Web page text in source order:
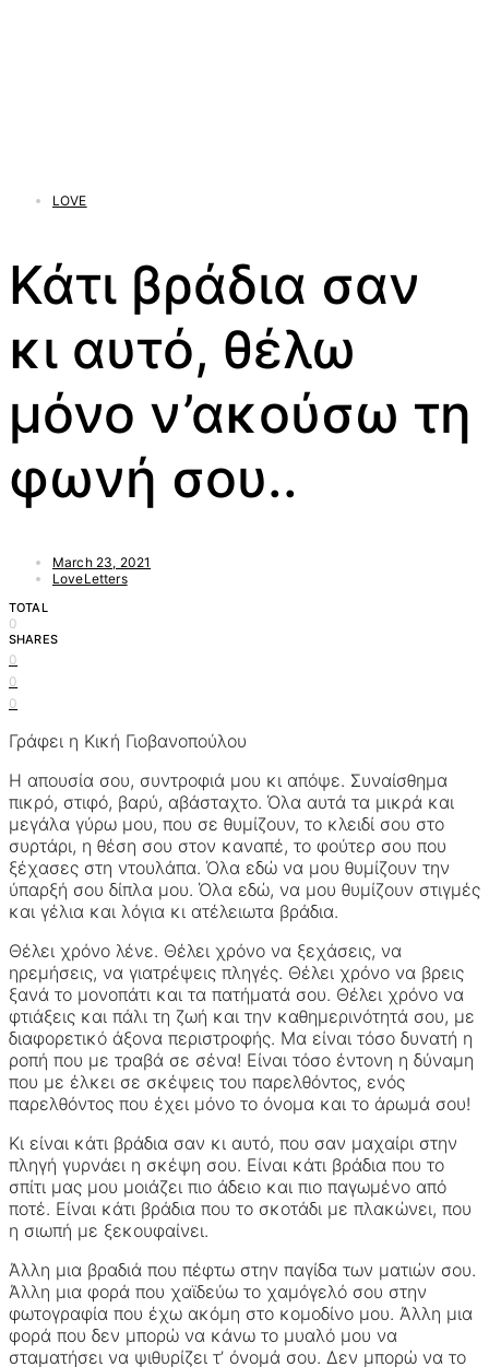
LOVE
Κάτι βράδια σαν
κι αυτό, θέλω
μόνο ν’ακούσω τη
φωνή σου..
March 23, 2021
LoveLetters
TOTAL
0
SHARES
0
0
0
Γράφει η Κική Γιοβανοπούλου
Η απουσία σου, συντροφιά μου κι απόψε. Συναίσθημα
πικρό, στιφό, βαρύ, αβάσταχτο. Όλα αυτά τα μικρά και
μεγάλα γύρω μου, που σε θυμίζουν, το κλειδί σου στο
συρτάρι, η θέση σου στον καναπέ, το φούτερ σου που
ξέχασες στη ντουλάπα. Όλα εδώ να μου θυμίζουν την
ύπαρξή σου δίπλα μου. Όλα εδώ, να μου θυμίζουν στιγμές
και γέλια και λόγια κι ατέλειωτα βράδια.
Θέλει χρόνο λένε. Θέλει χρόνο να ξεχάσεις, να
ηρεμήσεις, να γιατρέψεις πληγές. Θέλει χρόνο να βρεις
ξανά το μονοπάτι και τα πατήματά σου. Θέλει χρόνο να
φτιάξεις και πάλι τη ζωή και την καθημερινότητά σου, με
διαφορετικό άξονα περιστροφής. Μα είναι τόσο δυνατή η
ροπή που με τραβά σε σένα! Είναι τόσο έντονη η δύναμη
που με έλκει σε σκέψεις του παρελθόντος, ενός
παρελθόντος που έχει μόνο το όνομα και το άρωμά σου!
Κι είναι κάτι βράδια σαν κι αυτό, που σαν μαχαίρι στην
πληγή γυρνάει η σκέψη σου. Είναι κάτι βράδια που το
σπίτι μας μου μοιάζει πιο άδειο και πιο παγωμένο από
ποτέ. Είναι κάτι βράδια που το σκοτάδι με πλακώνει, που
η σιωπή με ξεκουφαίνει.
Άλλη μια βραδιά που πέφτω στην παγίδα των ματιών σου.
Άλλη μια φορά που χαϊδεύω το χαμόγελό σου στην
φωτογραφία που έχω ακόμη στο κομοδίνο μου. Άλλη μια
φορά που δεν μπορώ να κάνω το μυαλό μου να
σταματήσει να ψιθυρίζει τ’ όνομά σου. Δεν μπορώ να το